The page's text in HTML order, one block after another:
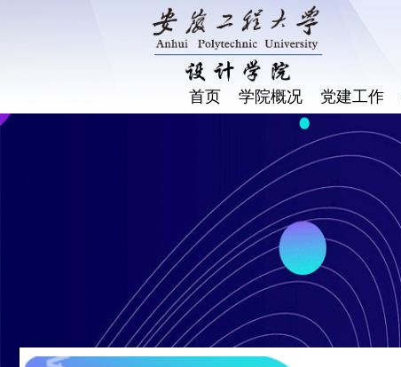
首页 学院概况 党建工作